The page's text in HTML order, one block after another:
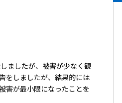
ましたが、被害が少なく観
をしましたが、結果的には
害が最小限になったことを